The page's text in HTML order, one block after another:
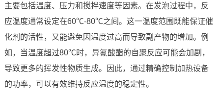
主要包括温度、压力和搅拌速度等因素。在发泡过程中，反
应温度通常设定在60℃-80℃之间。这一温度范围既能保证催
化剂的活性，又能避免因温度过高而导致副产物的增加。例
如，当温度超过80℃时，异氰酸酯的自聚反应可能会加剧，
导致更多的挥发性物质生成。因此，通过精确控制加热设备
的功率，可以有效维持反应温度的稳定性。